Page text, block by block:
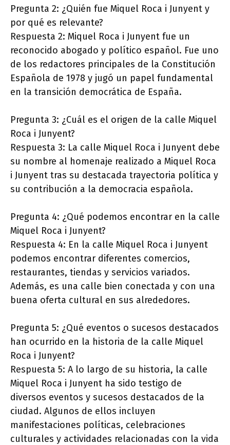
Pregunta 2: ¿Quién fue Miquel Roca i Junyent y
por qué es relevante?
Respuesta 2: Miquel Roca i Junyent fue un
reconocido abogado y político español. Fue uno
de los redactores principales de la Constitución
Española de 1978 y jugó un papel fundamental
en la transición democrática de España.
Pregunta 3: ¿Cuál es el origen de la calle Miquel
Roca i Junyent?
Respuesta 3: La calle Miquel Roca i Junyent debe
su nombre al homenaje realizado a Miquel Roca
i Junyent tras su destacada trayectoria política y
su contribución a la democracia española.
Pregunta 4: ¿Qué podemos encontrar en la calle
Miquel Roca i Junyent?
Respuesta 4: En la calle Miquel Roca i Junyent
podemos encontrar diferentes comercios,
restaurantes, tiendas y servicios variados.
Además, es una calle bien conectada y con una
buena oferta cultural en sus alrededores.
Pregunta 5: ¿Qué eventos o sucesos destacados
han ocurrido en la historia de la calle Miquel
Roca i Junyent?
Respuesta 5: A lo largo de su historia, la calle
Miquel Roca i Junyent ha sido testigo de
diversos eventos y sucesos destacados de la
ciudad. Algunos de ellos incluyen
manifestaciones políticas, celebraciones
culturales y actividades relacionadas con la vida